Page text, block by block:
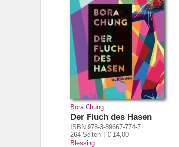
Bora Chung
Der Fluch des Hasen
ISBN 978-3-89667-774-7
264 Seiten
€ 14,00
Blessing